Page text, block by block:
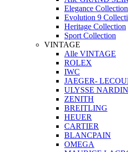
Elegance Collection
Evolution 9
Heritage Collection
Sport Collection
VINTAGE
Alle VINTAGE
ROLEX
IWC
JAEGER-
ULYSSE NARDIN
ZENITH
BREITLING
HEUER
CARTIER
BLANCPAIN
OMEGA